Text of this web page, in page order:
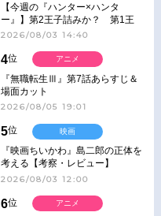
【今週の『ハンター×ハンタ
ー』】第2王子詰みか？ 第1王
子と第4王子が対峙「発令」＜
2026/08/03 14:40
4位
『無職転生Ⅲ』第7話あらすじ＆
場面カット
2026/08/05 19:01
アニメ
5位
『映画ちいかわ』島二郎の正体を
考える【考察・レビュー】
2026/08/03 12:00
映画
6位
アニメ